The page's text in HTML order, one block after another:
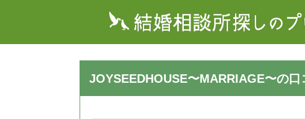
JOYSEEDHOUSE〜MARRIAGE〜の口